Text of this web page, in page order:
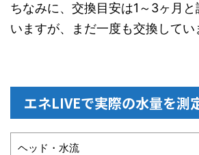
ちなみに、交換目安は1～3ヶ月
いますが、まだ一度も交換してい
エネLIVEで実際の水量を測
ヘッド・水流